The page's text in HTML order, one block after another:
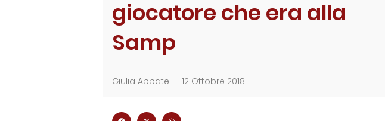
giocatore che era alla
Samp
Giulia Abbate - 12 Ottobre 2018